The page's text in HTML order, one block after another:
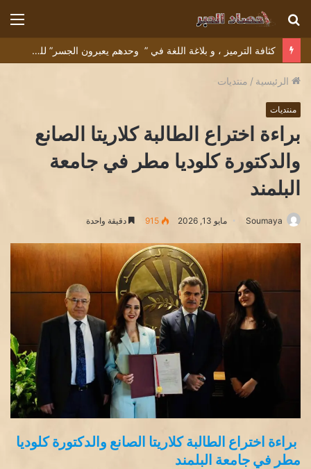
بحث
عن
كثافة الترميز ، و بلاغة اللغة في ” وحدهم يعبرون الجسر” للشاعر التونسي البشير عبيد
الرئيسية / منتديات
منتديات
براءة اختراع الطالبة كلاريتا الصانع
والدكتورة كلوديا مطر في جامعة
البلمند
Soumaya مايو 13, 2026 915 دقيقة واحدة
براءة اختراع الطالبة كلاريتا الصانع والدكتورة كلوديا
مطر في جامعة البلمند